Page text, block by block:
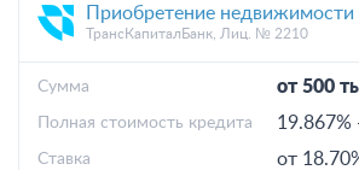
Приобретение недвижимости
ТрансКапиталБанк, Лиц. № 2210
от 500
Cумма
19.867%
Полная стоимость кредита
от
Ставка